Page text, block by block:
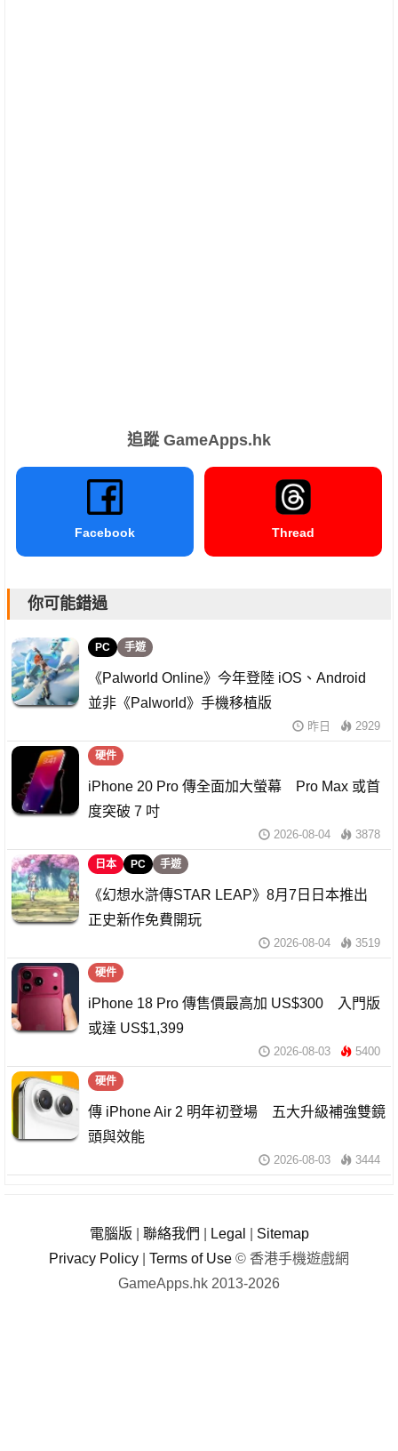
追蹤 GameApps.hk
Facebook Thread
你可能錯過
PC 手遊
《Palworld Online》今年登陸 iOS、Android
並非《Palworld》手機移植版
昨日 2929
硬件
iPhone 20 Pro 傳全面加大螢幕 Pro Max 或首
度突破 7 吋
2026-08-04 3878
日本 PC 手遊
《幻想水滸傳STAR LEAP》8月7日日本推出
正史新作免費開玩
2026-08-04 3519
硬件
iPhone 18 Pro 傳售價最高加 US$300 入門版
或達 US$1,399
2026-08-03 5400
硬件
傳 iPhone Air 2 明年初登場 五大升級補強雙鏡
頭與效能
2026-08-03 3444
電腦版 聯絡我們 Legal
Sitemap
Privacy Policy
Terms of Use © 香港手機遊戲網
GameApps.hk 2013-2026